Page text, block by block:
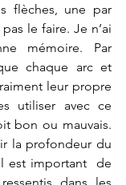
flèches, une par
le faire. Je n’ai
mémoire. Par
chaque arc et
leur propre
utiliser avec ce
bon ou mauvais.
la profondeur du
est important  de